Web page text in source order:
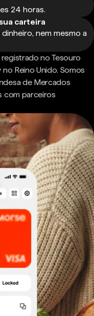
24 horas.
carteira
nem mesmo a
no Tesouro
Reino Unido. Somos
de Mercados
com parceiros